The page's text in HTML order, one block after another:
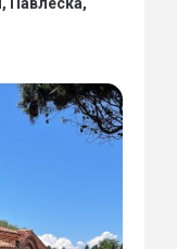
Павлеска,